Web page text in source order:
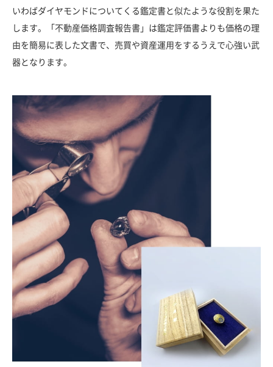
いわばダイヤモンドについてくる鑑定書と似たような役割を果た
します。「不動産価格調査報告書」は鑑定評価書よりも価格の理
由を簡易に表した文書で、売買や資産運用をするうえで心強い武
器となります。